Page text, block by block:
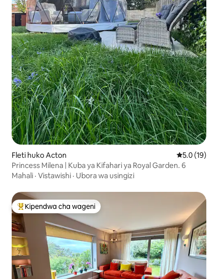
Fleti huko Acton Ukadiriaji
5.0 (19)
Princess Milena | Kuba ya Kifahari ya Royal Garden. 6
Mahali · Vistawishi · Ubora wa usingizi
Kipendwa maarufu cha wageni
Kipendwa cha wageni